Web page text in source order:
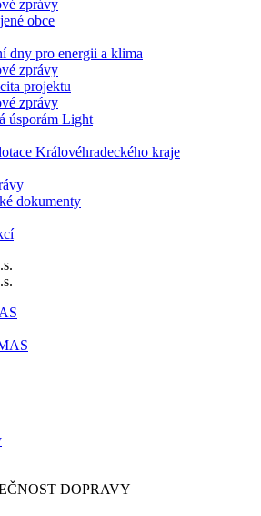
zprávy
obce
dny pro energii a klima
zprávy
projektu
zprávy
úsporám Light
Královéhradeckého kraje
dokumenty
DOPRAVY